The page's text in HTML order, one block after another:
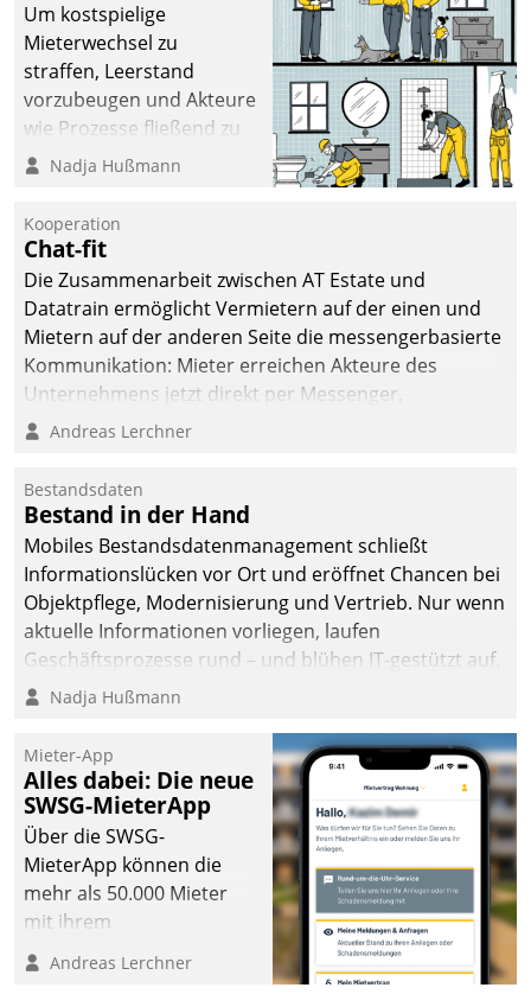
Um kostspielige
Mieterwechsel zu
straffen, Leerstand
vorzubeugen und Akteure
wie Prozesse fließend zu
vernetzen, nutzt die
Jahresbeginn eine
Überblick, Einsicht und
Eingriff bietende Lösung.
Zur Entwicklung setzte
man auf
Cloudtechnologie,
bewährte und Startup-
agile Projektmethoden.
Nadja Hußmann
Kooperation
Chat-fit
Die Zusammenarbeit zwischen AT Estate und
Datatrain ermöglicht Vermietern auf der einen und
Mietern auf der anderen Seite die messengerbasierte
Kommunikation: Mieter erreichen Akteure des
Unternehmens jetzt direkt per Messenger,
Mitarbeiter oder Dienstleister empfangen oder
Andreas Lerchner
Bestandsdaten
Bestand in der Hand
Mobiles Bestandsdatenmanagement schließt
Informationslücken vor Ort und eröffnet Chancen bei
Objektpflege, Modernisierung und Vertrieb. Nur wenn
aktuelle Informationen vorliegen, laufen
Geschäftsprozesse rund – und blühen IT-gestützt auf.
Nadja Hußmann
Mieter-App
Alles dabei: Die neue
SWSG-MieterApp
Über die SWSG-
MieterApp können die
mehr als 50.000 Mieter
mit ihrem
Wohnungsunternehmen
kommunizieren, auf dem
Andreas Lerchner